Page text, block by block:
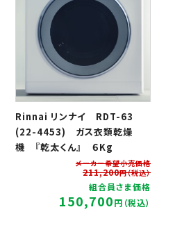
Rinnai リンナイ RDT-63
(22-4453) ガス衣類乾燥
機 『乾太くん』 ６Kg
メーカー希望小売価格
211,200円（税込）
組合員さま価格
150,700円（税込）